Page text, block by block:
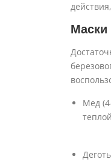
Маски
Мед